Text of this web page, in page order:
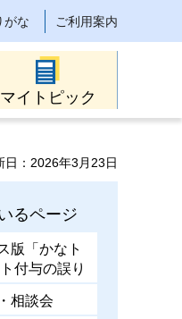
がな ご利用案内
マイトピック
日：2026年3月23日
るページ
版「かなト
付与の誤り
相談会